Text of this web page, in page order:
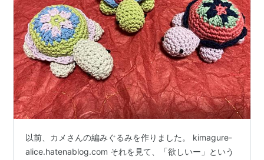
以前、カメさんの編みぐるみを作りました。 kimagure-
alice.hatenablog.com それを見て、「欲しいー」という